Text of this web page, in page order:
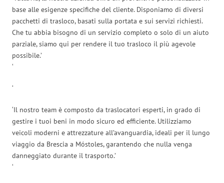
base alle esigenze specifiche del cliente. Disponiamo di diversi
pacchetti di trasloco, basati sulla portata e sui servizi richiesti.
Che tu abbia bisogno di un servizio completo o solo di un aiuto
parziale, siamo qui per rendere il tuo trasloco il più agevole
possibile.’
‘
‘
‘Il nostro team è composto da traslocatori esperti, in grado di
gestire i tuoi beni in modo sicuro ed efficiente. Utilizziamo
veicoli moderni e attrezzature all’avanguardia, ideali per il lungo
viaggio da Brescia a Móstoles, garantendo che nulla venga
danneggiato durante il trasporto.’
‘